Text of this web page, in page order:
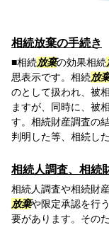
相続放棄の手続き
■相続放棄の効果相続
思表示です。相続放
のとして扱われ、被
ますが、同時に、被
す。相続財産調査の
判明した等、相続した
相続人調査、相続
相続人調査や相続財
放棄や限定承認を行
要があります。その